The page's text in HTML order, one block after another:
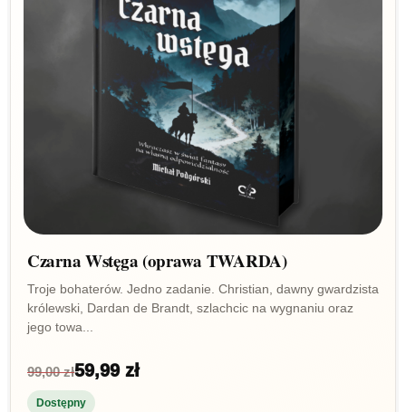
Czarna Wstęga (oprawa TWARDA)
Troje bohaterów. Jedno zadanie. Christian, dawny gwardzista
królewski, Dardan de Brandt, szlachcic na wygnaniu oraz
jego towa...
99,00 zł59,99 zł
Dostępny